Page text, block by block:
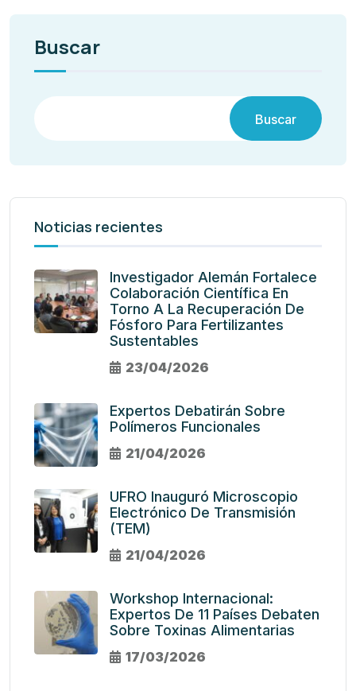
Buscar
Buscar
Noticias recientes
Investigador Alemán Fortalece
Colaboración Científica En
Torno A La Recuperación De
Fósforo Para Fertilizantes
Sustentables
23/04/2026
Expertos Debatirán Sobre
Polímeros Funcionales
21/04/2026
UFRO Inauguró Microscopio
Electrónico De Transmisión
(TEM)
21/04/2026
Workshop Internacional:
Expertos De 11 Países Debaten
Sobre Toxinas Alimentarias
17/03/2026